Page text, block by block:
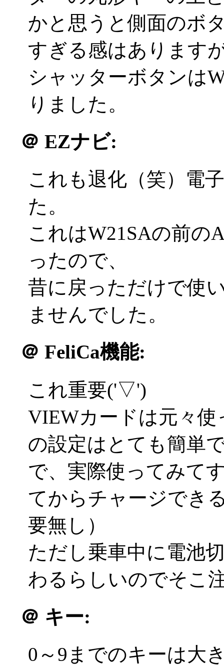
かと思うと側面のボ
すぎる感はあります
シャッターボタンは
りました。
＠ EZナビ:
これも退化（笑）電
た。
これはW21SAの前の
ったので、
昔に戻っただけで使
ませんでした。
＠ FeliCa機能:
これ重要('▽')
VIEWカードは元々使
の設定はとても簡単
で、実際使ってみて
てからチャージでき
要無し）
ただし乗車中に電池
わるらしいのでそこ
＠ キー:
0～9までのキーは大